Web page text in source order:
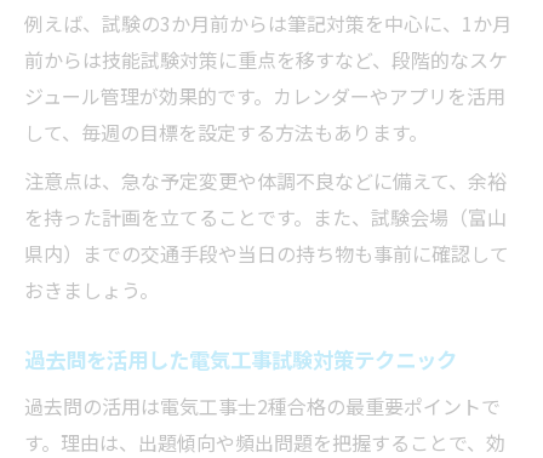
例えば、試験の3か月前からは筆記対策を中心に、1か月
前からは技能試験対策に重点を移すなど、段階的なスケ
ジュール管理が効果的です。カレンダーやアプリを活用
して、毎週の目標を設定する方法もあります。
注意点は、急な予定変更や体調不良などに備えて、余裕
を持った計画を立てることです。また、試験会場（富山
県内）までの交通手段や当日の持ち物も事前に確認して
おきましょう。
過去問を活用した電気工事試験対策テクニック
過去問の活用は電気工事士2種合格の最重要ポイントで
す。理由は、出題傾向や頻出問題を把握することで、効